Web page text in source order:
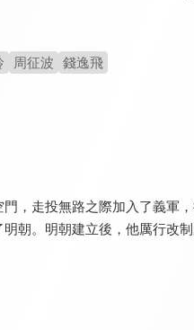
周征波 錢逸飛
，走投無路之際加入了義軍
朝。明朝建立後，他厲行改